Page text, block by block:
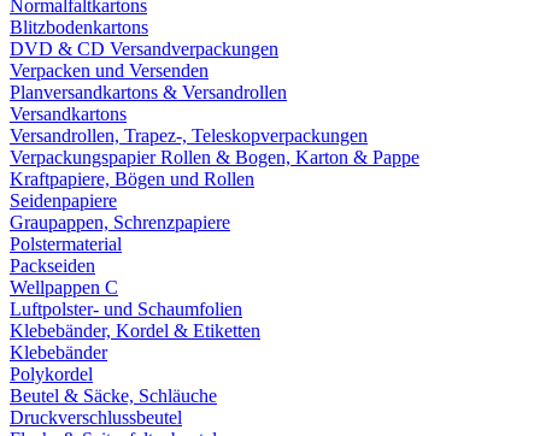
Normalfaltkartons
Blitzbodenkartons
DVD & CD Versandverpackungen
Verpacken und Versenden
Planversandkartons & Versandrollen
Versandkartons
Versandrollen, Trapez-, Teleskopverpackungen
Verpackungspapier Rollen & Bogen, Karton & Pappe
Kraftpapiere, Bögen und Rollen
Seidenpapiere
Graupappen, Schrenzpapiere
Polstermaterial
Packseiden
Wellpappen C
Luftpolster- und Schaumfolien
Klebebänder, Kordel & Etiketten
Klebebänder
Polykordel
Beutel & Säcke, Schläuche
Druckverschlussbeutel